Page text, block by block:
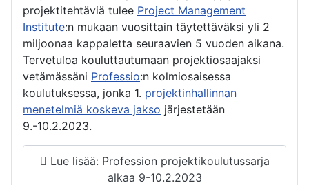
projektitehtäviä tulee Project Management
Institute:n mukaan vuosittain täytettäväksi yli 2
miljoonaa kappaletta seuraavien 5 vuoden aikana.
Tervetuloa kouluttautumaan projektiosaajaksi
vetämässäni Professio:n kolmiosaisessa
koulutuksessa, jonka 1. projektinhallinnan
menetelmiä koskeva jakso järjestetään
9.-10.2.2023.
Lue lisää: Profession projektikoulutussarja
alkaa 9-10.2.2023